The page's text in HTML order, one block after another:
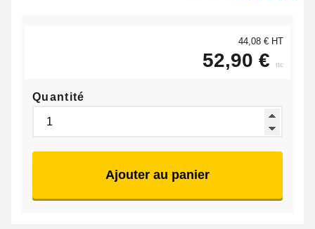
44,08 € HT
52,90 € ttc
Quantité
Ajouter au panier